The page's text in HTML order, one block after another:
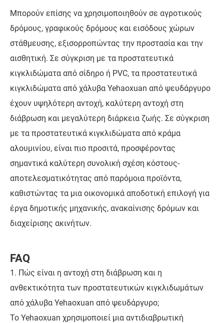
Μπορούν επίσης να χρησιμοποιηθούν σε αγροτικούς
δρόμους, γραφικούς δρόμους και εισόδους χώρων
στάθμευσης, εξισορροπώντας την προστασία και την
αισθητική. Σε σύγκριση με τα προστατευτικά
κιγκλιδώματα από σίδηρο ή PVC, τα προστατευτικά
κιγκλιδώματα από χάλυβα Yehaoxuan από ψευδάργυρο
έχουν υψηλότερη αντοχή, καλύτερη αντοχή στη
διάβρωση και μεγαλύτερη διάρκεια ζωής. Σε σύγκριση
με τα προστατευτικά κιγκλιδώματα από κράμα
αλουμινίου, είναι πιο προσιτά, προσφέροντας
σημαντικά καλύτερη συνολική σχέση κόστους-
αποτελεσματικότητας από παρόμοια προϊόντα,
καθιστώντας τα μια οικονομικά αποδοτική επιλογή για
έργα δημοτικής μηχανικής, ανακαίνισης δρόμων και
διαχείρισης ακινήτων.
FAQ
1. Πώς είναι η αντοχή στη διάβρωση και η
ανθεκτικότητα των προστατευτικών κιγκλιδωμάτων
από χάλυβα Yehaoxuan από ψευδάργυρο;
Το Yehaoxuan χρησιμοποιεί μια αντιδιαβρωτική